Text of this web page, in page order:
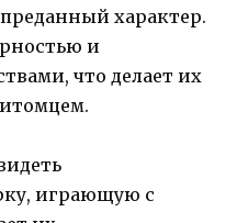
характер.
и
что делает их
играющую с